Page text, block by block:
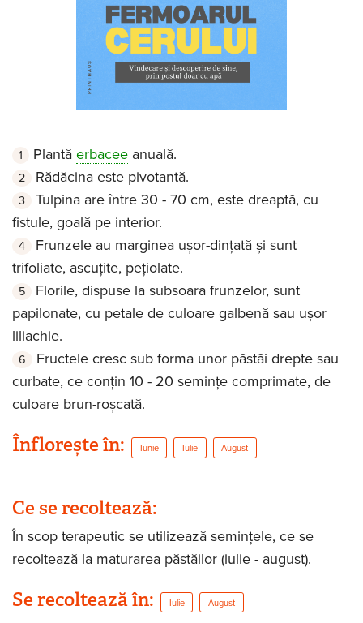
Plantă erbacee anuală.
Rădăcina este pivotantă.
Tulpina are între 30 - 70 cm, este dreaptă, cu
fistule, goală pe interior.
Frunzele au marginea ușor-dințată și sunt
trifoliate, ascuțite, pețiolate.
Florile, dispuse la subsoara frunzelor, sunt
papilonate, cu petale de culoare galbenă sau ușor
liliachie.
Fructele cresc sub forma unor păstăi drepte sau
curbate, ce conțin 10 - 20 semințe comprimate, de
culoare brun-roșcată.
Înflorește în: Iunie Iulie August
Ce se recoltează:
În scop terapeutic se utilizează semințele, ce se
recoltează la maturarea păstăilor (iulie - august).
Se recoltează în: Iulie August